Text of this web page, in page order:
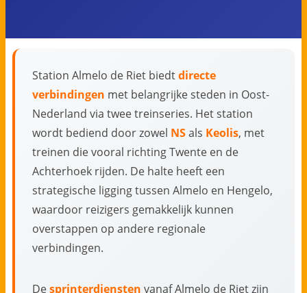
Station Almelo de Riet biedtdirecte
verbindingen met belangrijke steden in Oost-
Nederland via twee treinseries. Het station
wordt bediend door zowel NSals Keolis, met
treinen die vooral richting Twente en de
Achterhoek rijden. De halte heeft een
strategische ligging tussen Almelo en Hengelo,
waardoor reizigers gemakkelijk kunnen
overstappen op andere regionale
verbindingen.
Desprinterdiensten vanaf Almelo de Riet zijn